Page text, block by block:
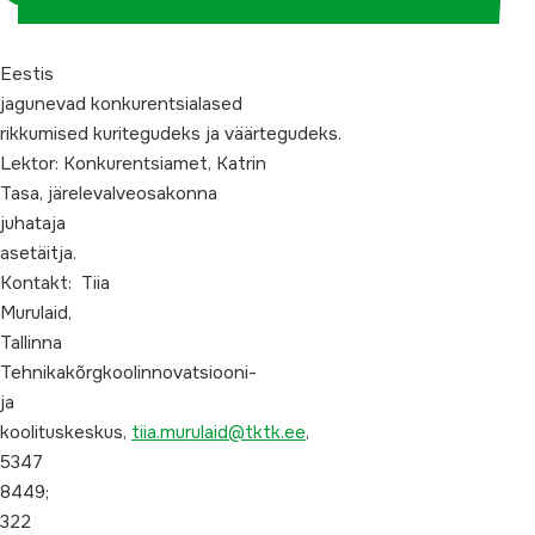
Eestis
jagunevad konkurentsialased
rikkumised kuritegudeks ja väärtegudeks.
Lektor: Konkurentsiamet, Katrin
Tasa, järelevalveosakonna
juhataja
asetäitja.
Kontakt: Tiia
Murulaid,
Tallinna
Tehnikakõrgkoolinnovatsiooni-
ja
koolituskeskus, tiia.murulaid@tktk.ee,
5347
8449;
322